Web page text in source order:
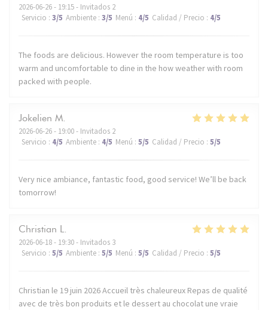
2026-06-26- 19:15 - Invitados 2
Servicio : 3/5 Ambiente : 3/5 Menú : 4/5 Calidad / Precio : 4/5
The foods are delicious. However the room temperature is too
warm and uncomfortable to dine in the how weather with room
packed with people.
Jokelien M
2026-06-26- 19:00 - Invitados 2
Servicio : 4/5 Ambiente : 4/5 Menú : 5/5 Calidad / Precio : 5/5
Very nice ambiance, fantastic food, good service! We’ll be back
tomorrow!
Christian L
2026-06-18- 19:30 - Invitados 3
Servicio : 5/5 Ambiente : 5/5 Menú : 5/5 Calidad / Precio : 5/5
Christian le 19 juin 2026 Accueil très chaleureux Repas de qualité
avec de très bon produits et le dessert au chocolat une vraie